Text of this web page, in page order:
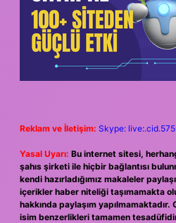
Reklam ve İletişim: Skype:
Yasal Uyarı: Bu internet sitesi,
şahıs şirketi ile hiçbir bağlantısı
kendi hazırladığımız makaleler
içerikler haber niteliği taşımamakta
hakkında paylaşım
isim benzerlikleri tamamen